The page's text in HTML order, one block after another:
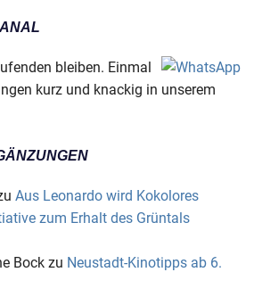
bleiben. Einmal
kurz und knackig in unserem
Aus Leonardo wird Kokolores
zum Erhalt des Grüntals
Bockzu Neustadt-Kinotipps ab 6.